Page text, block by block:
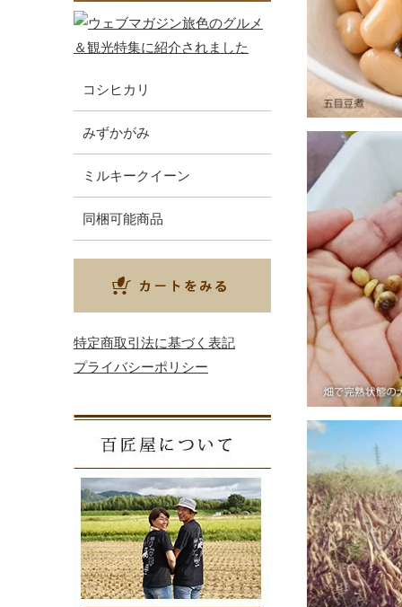
コシヒカリ
みずかがみ
ミルキークイーン
同梱可能商品
特定商取引法に基づく表記
プライバシーポリシー